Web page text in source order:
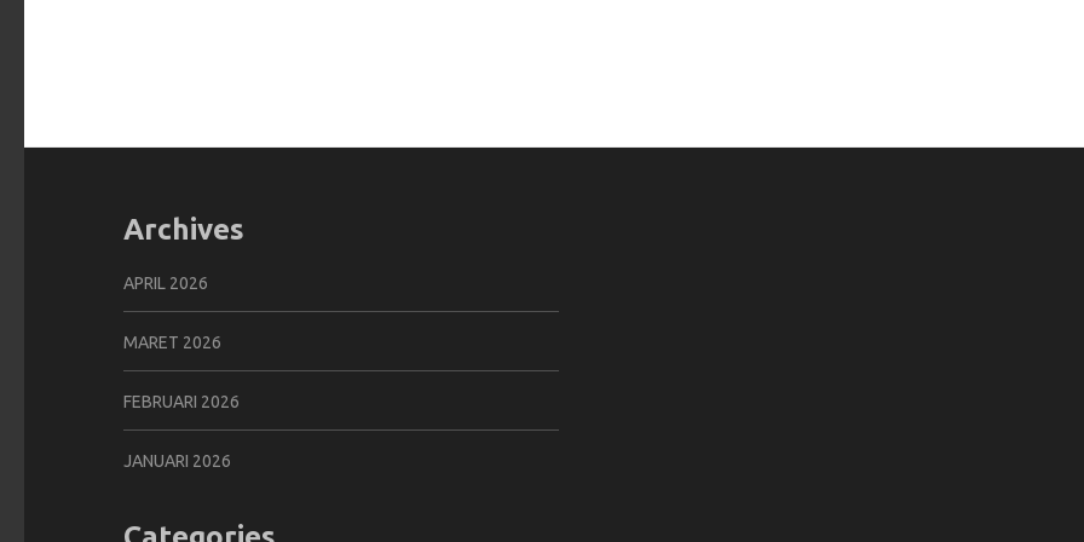
Archives
APRIL 2026
MARET 2026
FEBRUARI 2026
JANUARI 2026